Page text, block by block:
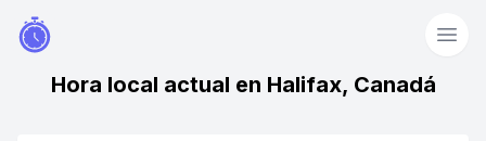
Hora local actual en Halifax, Canadá